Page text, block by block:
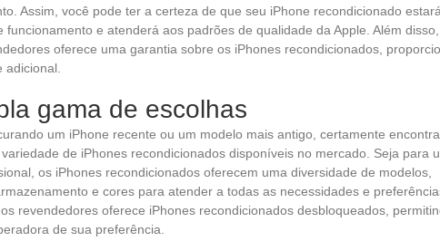
Assim, você pode ter a certeza de que seu iPhone recondicionado
funcionamento e atenderá aos padrões de qualidade da Apple. Além
oferece uma garantia sobre os iPhones recondicionados,
adicional.
gama de escolhas
um iPhone recente ou um modelo mais antigo, certamente
de iPhones recondicionados disponíveis no mercado. Seja para
os iPhones recondicionados oferecem uma diversidade de modelos,
e cores para atender a todas as necessidades e
revendedores oferece iPhones recondicionados desbloqueados,
de sua preferência.